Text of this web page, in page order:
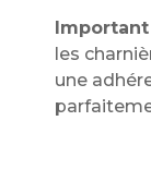
Important
les
une